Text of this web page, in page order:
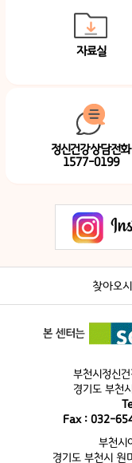
자료실
정신건강상담전화
1577-0199
찾아오
부천시정신
경기도 부천
Fax : 032-
부천시
경기도 부천시 원